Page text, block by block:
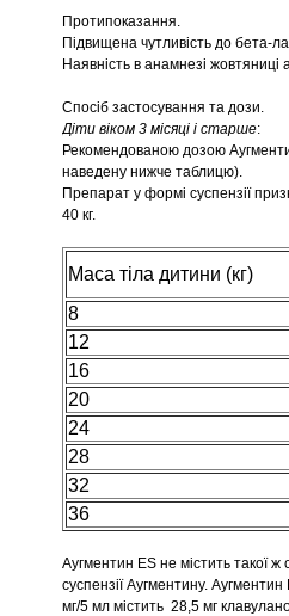
Протипоказання.
Підвищена чутливість до бета-
Наявність в анамнезі жовтяниці
Спосіб застосування та дози.
Діти віком 3 місяці і старше:
Рекомендованою дозою
наведену нижче таблицю).
Препарат у формі суспензії
40 кг.
Маса тіла дитини (кг)
8
12
16
20
24
28
32
36
Аугментин ES не містить такої ж
суспензії Аугментину.
мг/5 мл містить 28,5 мг